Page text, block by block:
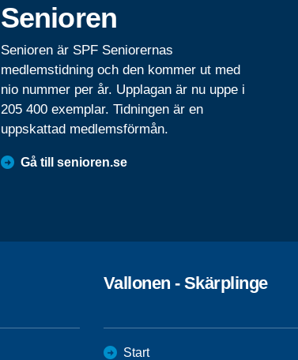
Senioren
Senioren är SPF Seniorernas
medlemstidning och den kommer ut med
nio nummer per år. Upplagan är nu uppe i
205 400 exemplar. Tidningen är en
uppskattad medlemsförmån.
Gå till senioren.se
Vallonen - Skärplinge
Start